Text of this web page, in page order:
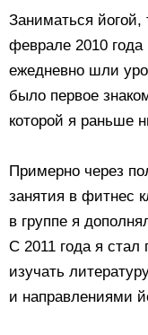
Заниматься йогой,
феврале 2010
ежедневно шли
было первое
которой я раньше
Примерно через
занятия в фитнес
в группе я
С 2011 года я
изучать
и направлениями